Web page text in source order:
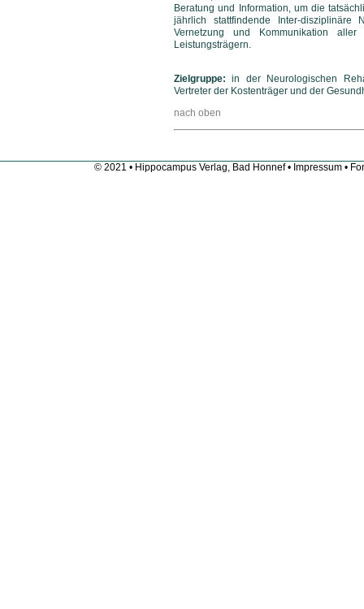
Beratung und Information, um die
jährlich stattfindende Inter-disziplinäre
Vernetzung und Kommunikation
Leistungsträgern.
Zielgruppe: in der Neurologischen
Vertreter der Kostenträger und der
nach oben
© 2021 • Hippocampus Verlag, Bad Honnef • Impressum •